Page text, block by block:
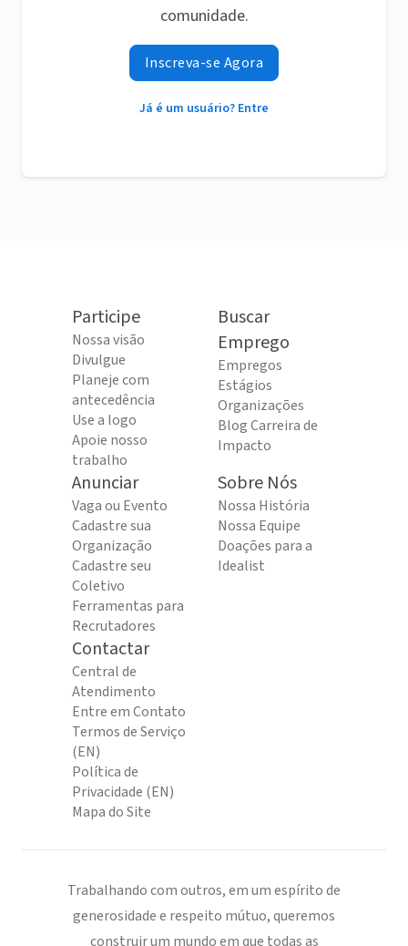
comunidade.
Inscreva-se Agora
Já é um usuário? Entre
Participe
Nossa visão
Divulgue
Planeje com
antecedência
Use a logo
Apoie nosso
trabalho
Buscar
Emprego
Empregos
Estágios
Organizações
Blog Carreira de
Impacto
Anunciar
Vaga ou Evento
Cadastre sua
Organização
Cadastre seu
Coletivo
Ferramentas para
Recrutadores
Sobre Nós
Nossa História
Nossa Equipe
Doações para a
Idealist
Contactar
Central de
Atendimento
Entre em Contato
Termos de Serviço
(EN)
Política de
Privacidade (EN)
Mapa do Site
Trabalhando com outros, em um espírito de
generosidade e respeito mútuo, queremos
construir um mundo em que todas as